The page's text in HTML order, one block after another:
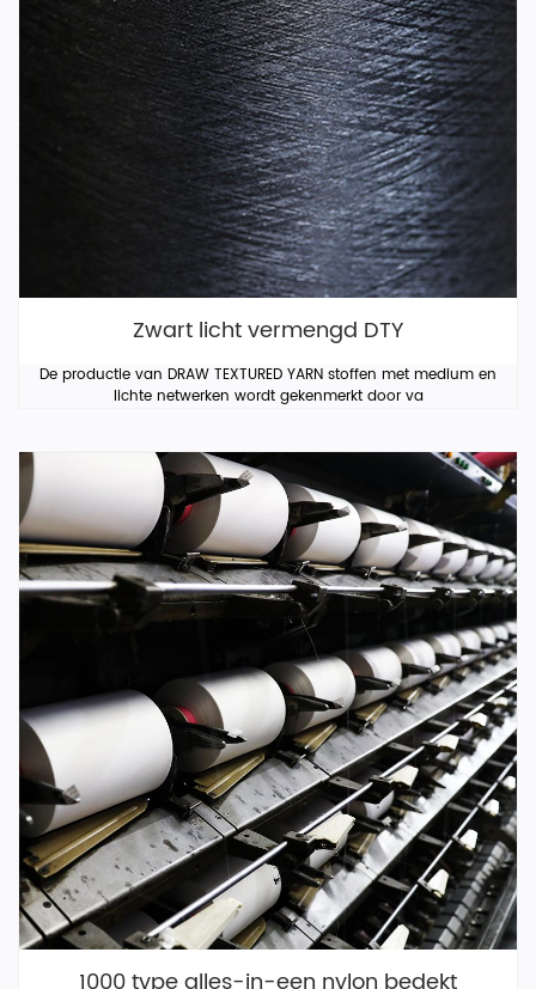
Zwart licht vermengd DTY
De productie van DRAW TEXTURED YARN stoffen met medium en
lichte netwerken wordt gekenmerkt door va